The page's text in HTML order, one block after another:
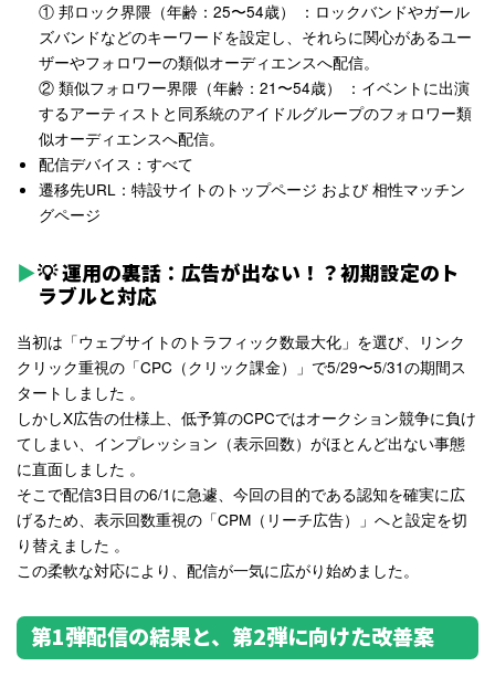
① 邦ロック界隈 （年齢：25〜54歳）
：ロックバンドやガール
ズバンドなどのキーワードを設定し、それらに関心があるユー
ザーやフォロワーの類似オーディエンスへ配信。
② 類似フォロワー界隈 （年齢：21〜54歳）
：イベントに出演
するアーティストと同系統のアイドルグループのフォロワー類
似オーディエンスへ配信。
配信デバイス ：すべて
遷移先URL ：特設サイトのトップページ および 相性マッチン
グページ
💡 運用の裏話：広告が出ない！？初期設定のト
ラブルと対応
当初は「ウェブサイトのトラフィック数最大化」を選び、リンク
クリック重視の「CPC（クリック課金）」で5/29〜5/31の期間ス
タートしました 。
しかしX広告の仕様上、低予算のCPCではオークション競争に負け
てしまい、インプレッション（表示回数）がほとんど出ない事態
に直面しました 。
そこで配信3日目の6/1に急遽、今回の目的である認知を確実に広
げるため、表示回数重視の「CPM（リーチ広告）」へと設定を切
り替えました 。
この柔軟な対応により、配信が一気に広がり始めました。
第1弾配信の結果と、第2弾に向けた改善案